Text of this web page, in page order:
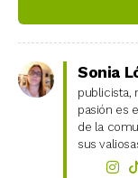
Sonia
publicista,
pasión es
de la
sus